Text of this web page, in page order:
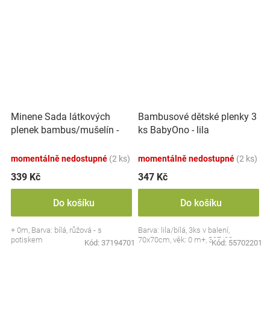
Minene Sada látkových
plenek bambus/mušelín -
momentálně nedostupné (2 ks)
339 Kč
Do košíku
+ 0m, Barva: bílá, růžová - s
potiskem
Kód: 37194701
Bambusové dětské plenky 3
ks BabyOno - lila
momentálně nedostupné (2 ks)
347 Kč
Do košíku
Barva: lila/bílá, 3ks v balení,
70x70cm, věk: 0 m+, 397/08
Kód: 55702201